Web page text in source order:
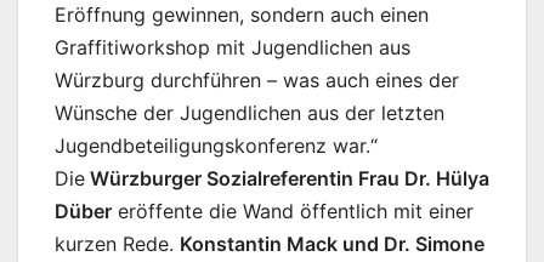
Eröffnung gewinnen, sondern auch einen
Graffitiworkshop mit Jugendlichen aus
Würzburg durchführen – was auch eines der
Wünsche der Jugendlichen aus der letzten
Jugendbeteiligungskonferenz war.“
Die Würzburger Sozialreferentin Frau Dr. Hülya
Düber eröffente die Wand öffentlich mit einer
kurzen Rede. Konstantin Mack und Dr. Simone